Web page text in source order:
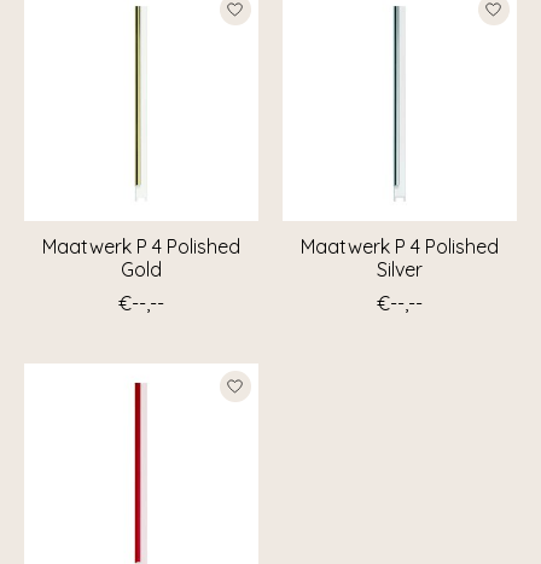
Maatwerk P 4 Polished
Gold
€--,--
Maatwerk P 4 Polished
Silver
€--,--